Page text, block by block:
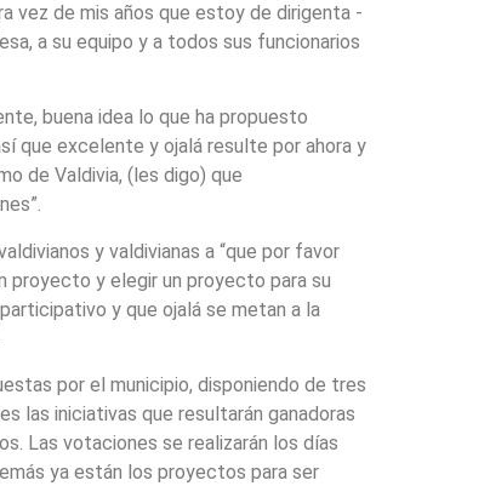
vez de mis años que estoy de dirigenta -
a su equipo y a todos sus funcionarios
buena idea lo que ha propuesto
que excelente y ojalá resulte por ahora y
de Valdivia, (les digo) que
y valdivianas a “que por favor
proyecto y elegir un proyecto para su
y que ojalá se metan a la
por el municipio, disponiendo de tres
las iniciativas que resultarán ganadoras
Las votaciones se realizarán los días
ya están los proyectos para ser